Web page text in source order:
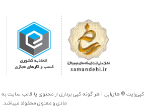
کپی‌رایت © های‌اپل | هر گونه کپی برداری از محتوی یا قالب
مادی و معنوی محفوظ میباشد.